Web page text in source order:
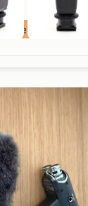
Verzending